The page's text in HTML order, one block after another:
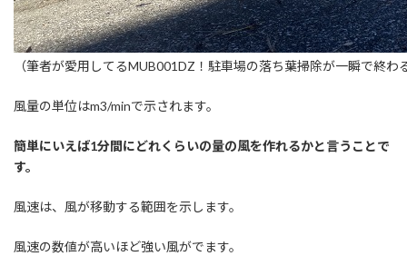
（筆者が愛用してるMUB001DZ！駐車場の落ち葉掃除が一瞬で終わ
風量の単位はm3/minで示されます。
簡単にいえば1分間にどれくらいの量の風を作れるかと言うことで
す。
風速は、風が移動する範囲を示します。
風速の数値が高いほど強い風がでます。